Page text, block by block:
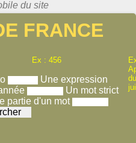
FRANCE
Ex : 456
Une expression
Un mot strict
partie d'un mot